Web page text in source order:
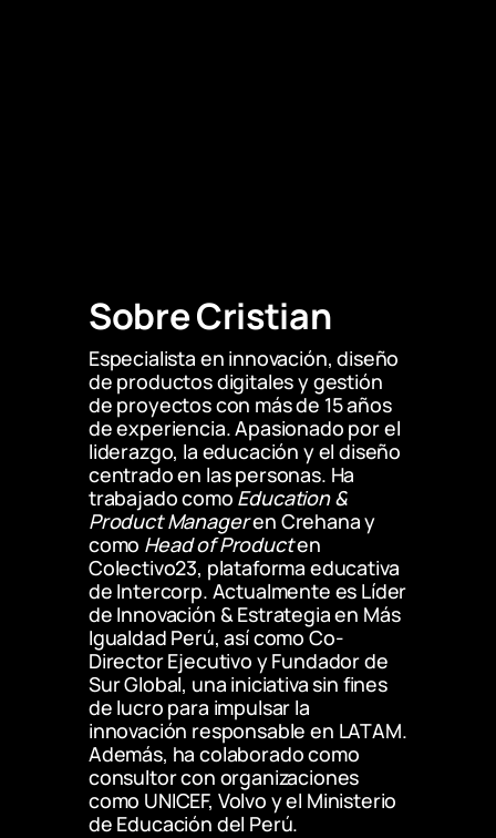
Sobre Cristian
Especialista en innovación, diseño
de productos digitales y gestión
de proyectos con más de 15 años
de experiencia. Apasionado por el
liderazgo, la educación y el diseño
centrado en las personas. Ha
trabajado como Education &
Product Manager en Crehana y
como Head of Product en
Colectivo23, plataforma educativa
de Intercorp. Actualmente es Líder
de Innovación & Estrategia en Más
Igualdad Perú, así como Co-
Director Ejecutivo y Fundador de
Sur Global, una iniciativa sin fines
de lucro para impulsar la
innovación responsable en LATAM.
Además, ha colaborado como
consultor con organizaciones
como UNICEF, Volvo y el Ministerio
de Educación del Perú.